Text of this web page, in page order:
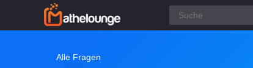
Alle Fragen